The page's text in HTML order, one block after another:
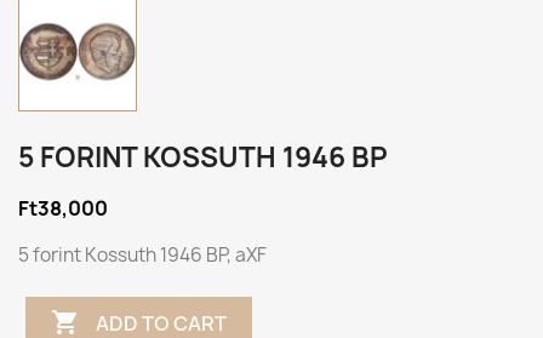
5 FORINT KOSSUTH 1946 BP
Ft38,000
5 forint Kossuth 1946 BP, aXF
 ADD TO CART